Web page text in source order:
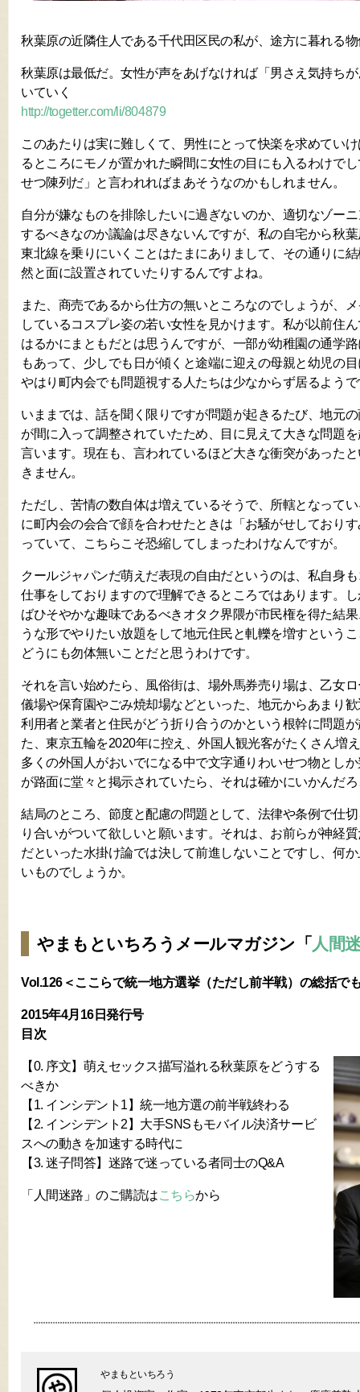
秋葉原の近隣住人である千代田区民の私が、途方に暮れる
秋葉原は最低だ。女性が声をあげなければ「男さえ気持ち
いていく
http://togetter.com/li/804879
このあたりは実に難しくて、男性にとって快楽を求めてい
るところにモノが置かれた瞬間に女性の目にも入るわけで
せつ陳列だ」と言われればまあそうなのかもしれません。
自分が嫌なものを排除したいに過ぎないのか、適切なゾー
するべきなのか議論は尽きないんですが、私の自宅から秋
東北線を乗りにいくことはたまにありまして、その通りに
然と面に設置されていたりするんですよね。
また、商売であるから仕方の無いところなのでしょうが、
しているコスプレ姿の若い女性を見かけます。私が以前住
はるかにまともだとは思うんですが、一部が幼稚園の通学
もあって、少しでも日が傾くと途端に迎えの母親と幼児の
やはり町内会でも問題視する人たちは少なからず居るよう
いままでは、話を聞く限りですが問題が起きるたび、地元
が間に入って調整されていたため、目に見えて大きな問題
言います。現在も、言われているほど大きな衝突があった
きません。
ただし、苦情の数自体は増えているそうで、所轄となって
に町内会の会合で顔を合わせたときは「お騒がせしており
っていて、こちらこそ恐縮してしまったわけなんですが。
クールジャパンだ萌えだ表現の自由だというのは、私自身
仕事をしておりますので理解できるところではあります。
ばひそやかな趣味であるべきオタク界隈が市民権を得た結
うな形でやりたい放題をして地元住民と軋轢を増すという
どうにも勿体無いことだと思うわけです。
それを言い始めたら、風俗街は、場外馬券売り場は、乙女
儀場や保育園やごみ焼却場などといった、地元からあまり
利用者と業者と住民がどう折り合うのかという根幹に問題
た、東京五輪を2020年に控え、外国人観光客がたくさん増
多くの外国人がおいでになる中で文字通りわいせつ物とし
が路面に堂々と掲示されていたら、それは確かにいかんだ
結局のところ、節度と配慮の問題として、法律や条例で仕
り合いがついて欲しいと願います。それは、お前らが神経
だといった水掛け論では決して前進しないことですし、何
いものでしょうか。
やまもといちろうメールマガジン「 人間
Vol.126＜ここらで統一地方選挙（ただし前半戦）の総括で
2015年4月16日発行号
目次
【0. 序文】萌えセックス描写溢れる秋葉原をどうする
べきか
【1. インシデント1】統一地方選の前半戦終わる
【2. インシデント2】大手SNSもモバイル決済サービ
スへの動きを加速する時代に
【3. 迷子問答】迷路で迷っている者同士のQ&A
「人間迷路」のご購読はこちらから
やまもといちろう